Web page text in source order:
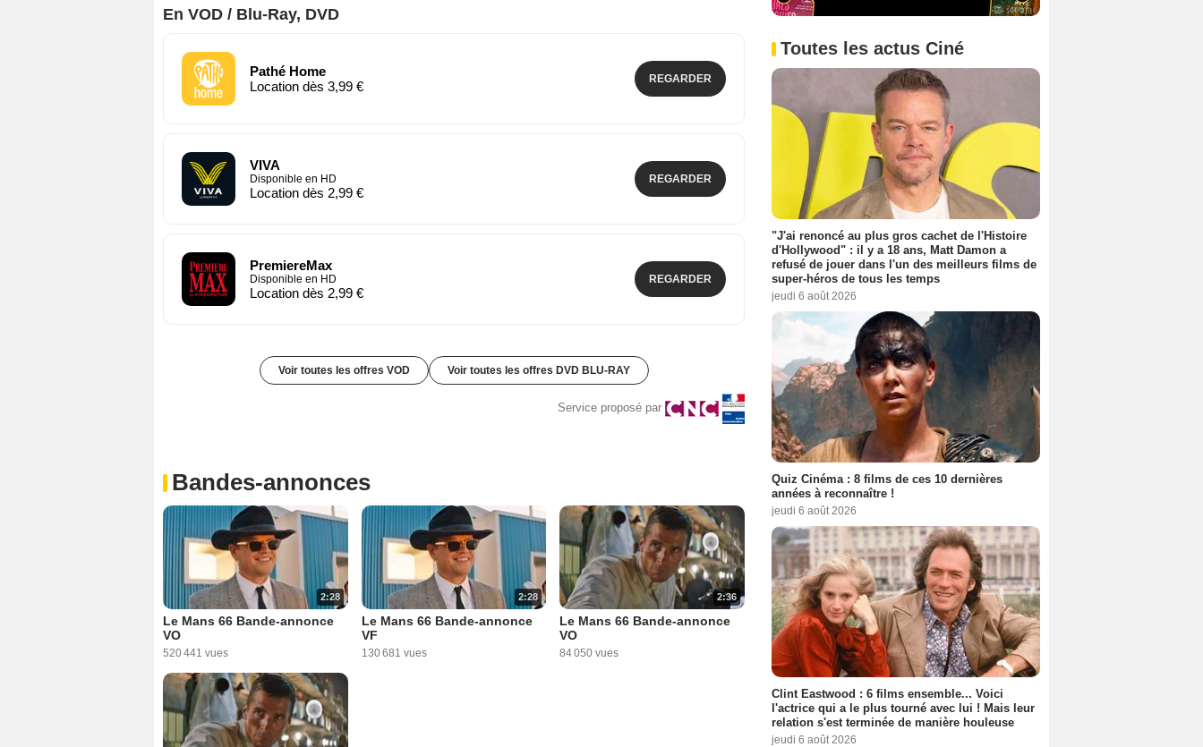
En VOD / Blu-Ray, DVD
Pathé Home
Location dès 3,99 €
REGARDER
VIVA
Disponible en HD
Location dès 2,99 €
REGARDER
PremiereMax
Disponible en HD
Location dès 2,99 €
REGARDER
Voir toutes les offres VOD Voir toutes les offres DVD BLU-RAY
Service proposé par
Bandes-annonces
2:28
Le Mans 66 Bande-annonce
VO
520 441 vues
2:28
Le Mans 66 Bande-annonce
VF
130 681 vues
2:36
Le Mans 66 Bande-annonce
VO
84 050 vues
Toutes les actus Ciné
"J'ai renoncé au plus gros cachet de l'Histoire
d'Hollywood" : il y a 18 ans, Matt Damon a
refusé de jouer dans l'un des meilleurs films de
super-héros de tous les temps
jeudi 6 août 2026
Quiz Cinéma : 8 films de ces 10 dernières
années à reconnaître !
jeudi 6 août 2026
Clint Eastwood : 6 films ensemble... Voici
l'actrice qui a le plus tourné avec lui ! Mais leur
relation s'est terminée de manière houleuse
jeudi 6 août 2026